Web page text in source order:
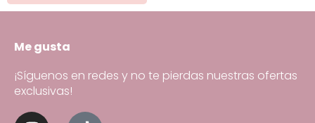
Me gusta
¡Síguenos en redes y no te pierdas nuestras ofertas
exclusivas!